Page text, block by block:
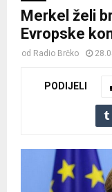
Merkel želi
Evropske
od Radio Brčko
PODIJELI